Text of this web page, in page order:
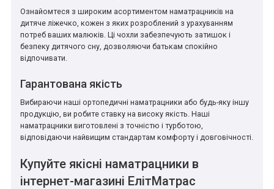
Ознайомтеся з широким асортиментом наматрацників на
дитяче ліжечко, кожен з яких розроблений з урахуванням
потреб ваших малюків. Ці чохли забезпечують затишок і
безпеку дитячого сну, дозволяючи батькам спокійно
відпочивати.
Гарантована якість
Вибираючи наші ортопедичні наматрацники або будь-яку іншу
продукцію, ви робите ставку на високу якість. Наші
наматрацники виготовлені з точністю і турботою,
відповідаючи найвищим стандартам комфорту і довговічності.
Купуйте якісні наматрацники в
інтернет-магазині ЕлітМатрас